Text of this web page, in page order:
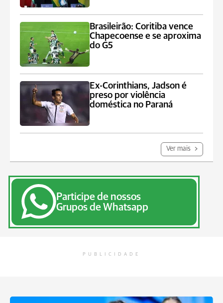
Brasileirão: Coritiba vence
Chapecoense e se aproxima
do G5
Ex-Corinthians, Jadson é
preso por violência
doméstica no Paraná
Ver mais
Participe de nossos
Grupos de Whatsapp
PUBLICIDADE